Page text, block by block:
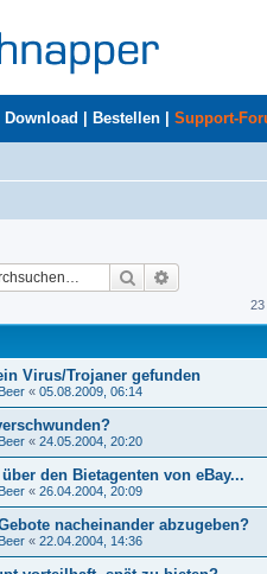
Download Bestellen Support-
Suche
23
Virus/Trojaner gefunden
« 05.08.2009, 06:14
« 24.05.2004, 20:20
den Bietagenten von eBay...
« 26.04.2004, 20:09
nacheinander abzugeben?
« 22.04.2004, 14:36